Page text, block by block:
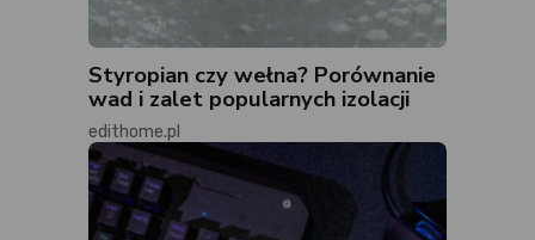
Styropian czy wełna? Porównanie
wad i zalet popularnych izolacji
edithome.pl